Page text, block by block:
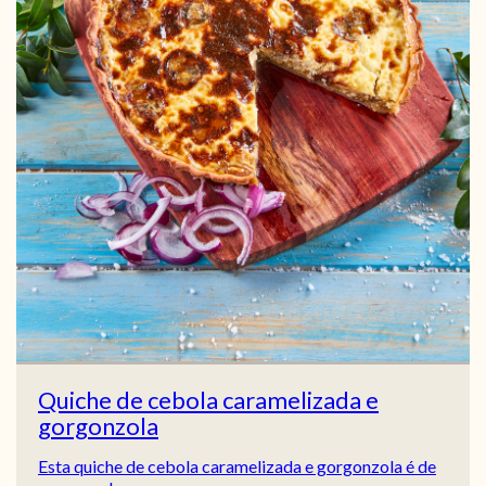
Quiche de cebola caramelizada e
gorgonzola
Esta quiche de cebola caramelizada e gorgonzola é de